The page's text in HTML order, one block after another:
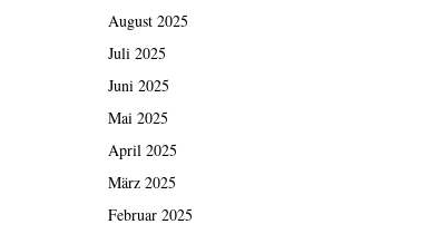
August 2025
Juli 2025
Juni 2025
Mai 2025
April 2025
März 2025
Februar 2025